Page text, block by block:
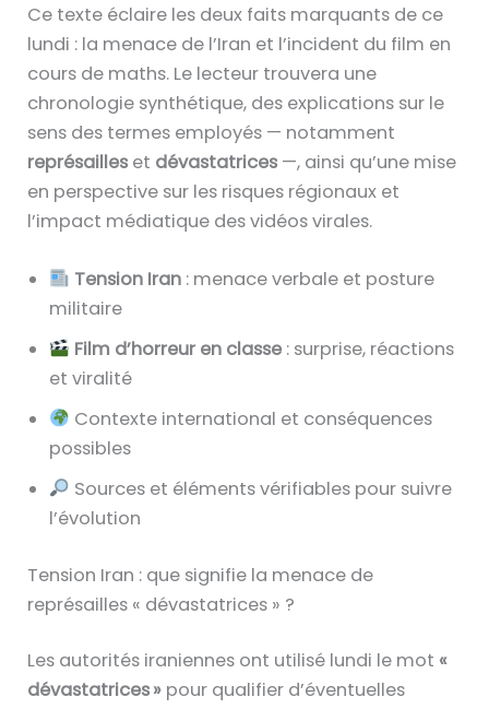
Ce texte éclaire les deux faits marquants de ce
lundi : la menace de l’Iran et l’incident du film en
cours de maths. Le lecteur trouvera une
chronologie synthétique, des explications sur le
sens des termes employés — notamment
représailles et dévastatrices —, ainsi qu’une mise
en perspective sur les risques régionaux et
l’impact médiatique des vidéos virales.
Tension Iran: menace verbale et posture
militaire
Film d’horreur en classe: surprise, réactions
et viralité
Contexte international et conséquences
possibles
Sources et éléments vérifiables pour suivre
l’évolution
Tension Iran : que signifie la menace de
représailles « dévastatrices » ?
Les autorités iraniennes ont utilisé lundi le mot «
dévastatrices » pour qualifier d’éventuelles